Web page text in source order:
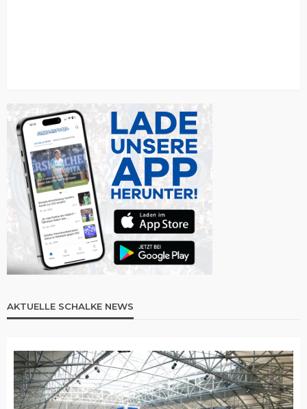
AKTUELLE SCHALKE NEWS